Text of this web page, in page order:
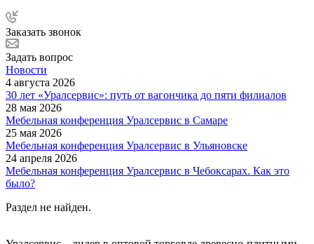
Заказать звонок
Задать вопрос
Новости
4 августа 2026
30 лет «Уралсервис»: путь от вагончика до пяти филиалов
28 мая 2026
Мебельная конференция Уралсервис в Самаре
25 мая 2026
Мебельная конференция Уралсервис в Ульяновске
24 апреля 2026
Мебельная конференция Уралсервис в Чебоксарах. Как это
было?
Раздел не найден.